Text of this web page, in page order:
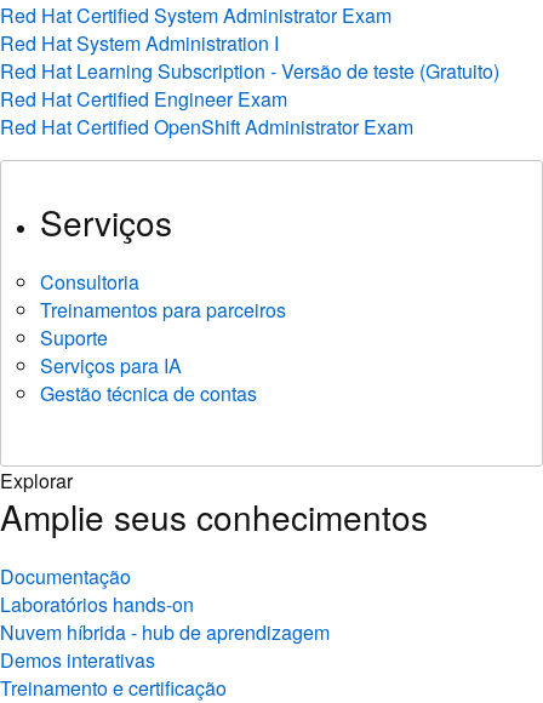
Red Hat Certified System Administrator Exam
Red Hat System Administration I
Red Hat Learning Subscription - Versão de teste (Gratuito)
Red Hat Certified Engineer Exam
Red Hat Certified OpenShift Administrator Exam
Serviços
Consultoria
Treinamentos para parceiros
Suporte
Serviços para IA
Gestão técnica de contas
Explorar
Amplie seus conhecimentos
Documentação
Laboratórios hands-on
Nuvem híbrida - hub de aprendizagem
Demos interativas
Treinamento e certificação